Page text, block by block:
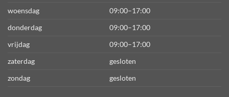
woensdag
09:00–17:00
donderdag
09:00–17:00
vrijdag
09:00–17:00
zaterdag
gesloten
zondag
gesloten